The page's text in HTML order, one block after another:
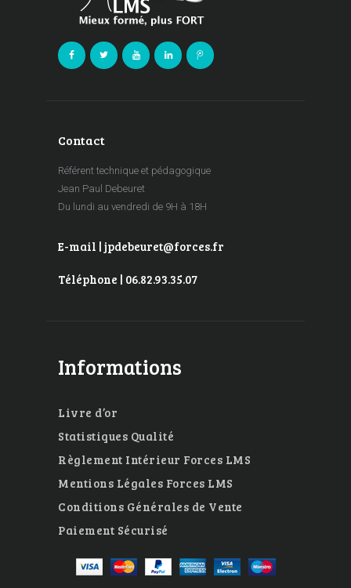
Contact
Référent technique et pédagogique
Jean Paul Debeuret
Du lundi au vendredi de 9H à 18H
E-mail | jpdebeuret@forces.fr
Téléphone | 06.82.93.35.07
Informations
Livre d’or
Statistiques Qualité
Règlement Intérieur Forces LMS
Mentions Légales Forces LMS
Conditions Générales de Vente
Paiement Sécurisé